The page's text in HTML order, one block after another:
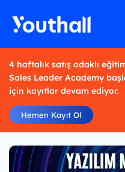
4 haftalık satış odaklı
Sales Leader Academy
için kayıtlar devam ediyor.
Hemen Kayıt Ol